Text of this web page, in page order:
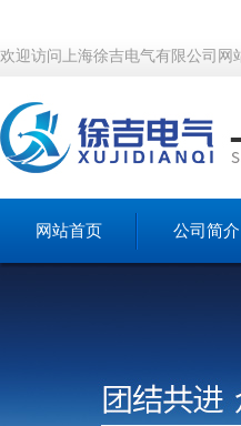
欢迎访问上海徐吉电气有限公司网
网站首页 公司简介